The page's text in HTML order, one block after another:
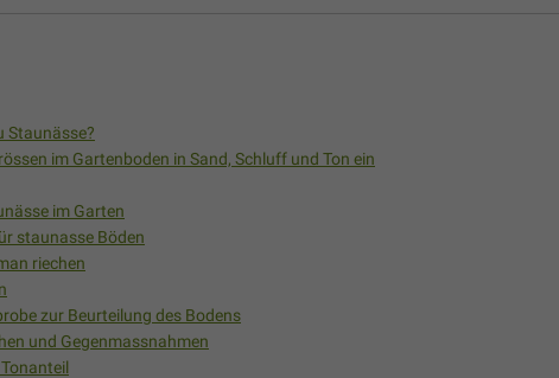
Staunässe?
im Gartenboden in Sand, Schluff und Ton ein
im Garten
staunasse Böden
riechen
zur Beurteilung des Bodens
und Gegenmassnahmen